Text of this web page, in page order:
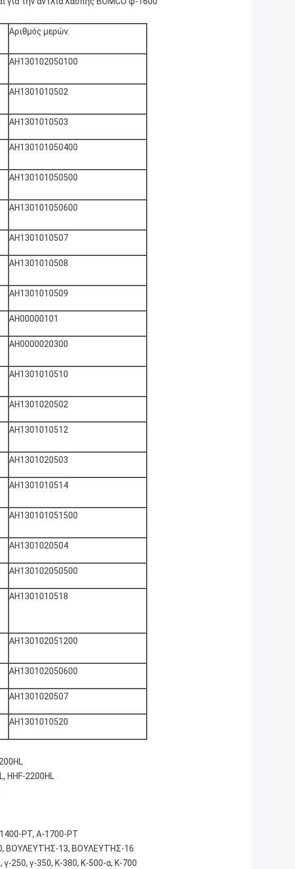
Αριθμός μερών.
AH130102050100
AH1301010502
AH1301010503
AH130101050400
AH130101050500
AH130101050600
AH1301010507
AH1301010508
AH1301010509
AH00000101
AH0000020300
AH1301010510
AH1301020502
AH1301010512
AH1301020503
AH1301010514
AH130101051500
AH1301020504
AH130102050500
AH1301010518
AH130102051200
AH130102050600
AH1301020507
AH1301010520
HHF-2200HL
PT, Α-1700-PT
ΒΟΥΛΕΥΤΉΣ-13, ΒΟΥΛΕΥΤΉΣ-16
250, γ-350, Κ-380, Κ-500-α, Κ-700